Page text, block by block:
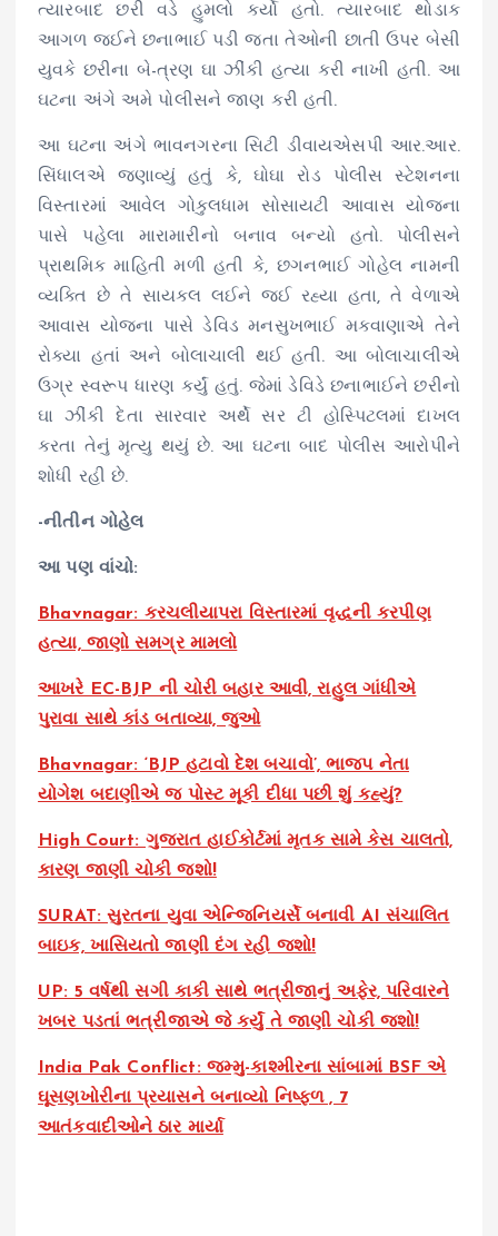
ત્યારબાદ છરી વડે હુમલો કર્યો હતો. ત્યારબાદ થોડાક
આગળ જઈને છનાભાઈ પડી જતા તેઓની છાતી ઉપર બેસી
યુવકે છરીના બે-ત્રણ ઘા ઝીંકી હત્યા કરી નાખી હતી. આ
ઘટના અંગે અમે પોલીસને જાણ કરી હતી.
આ ઘટના અંગે ભાવનગરના સિટી ડીવાયએસપી આર.આર.
સિંધાલએ જણાવ્યું હતું કે, ઘોઘા રોડ પોલીસ સ્ટેશનના
વિસ્તારમાં આવેલ ગોકુલધામ સોસાયટી આવાસ યોજના
પાસે પહેલા મારામારીનો બનાવ બન્યો હતો. પોલીસને
પ્રાથમિક માહિતી મળી હતી કે, છગનભાઈ ગોહેલ નામની
વ્યક્તિ છે તે સાયકલ લઈને જઈ રહ્યા હતા, તે વેળાએ
આવાસ યોજના પાસે ડેવિડ મનસુખભાઈ મકવાણાએ તેને
રોક્યા હતાં અને બોલાચાલી થઈ હતી. આ બોલાચાલીએ
ઉગ્ર સ્વરૂપ ધારણ કર્યું હતું. જેમાં ડેવિડે છનાભાઈને છરીનો
ઘા ઝીંકી દેતા સારવાર અર્થે સર ટી હોસ્પિટલમાં દાખલ
કરતા તેનું મૃત્યુ થયું છે. આ ઘટના બાદ પોલીસ આરોપીને
શોધી રહી છે.
-નીતીન ગોહેલ
આ પણ વાંચો:
Bhavnagar: કરચલીયાપરા વિસ્તારમાં વૃદ્ધની કરપીણ
હત્યા, જાણો સમગ્ર મામલો
આખરે EC-BJP ની ચોરી બહાર આવી, રાહુલ ગાંધીએ
પુરાવા સાથે કાંડ બતાવ્યા, જુઓ
Bhavnagar: ‘BJP હટાવો દેશ બચાવો’, ભાજપ નેતા
યોગેશ બદાણીએ જ પોસ્ટ મૂકી દીધા પછી શું કહ્યું?
High Court: ગુજરાત હાઈકોર્ટમાં મૃતક સામે કેસ ચાલતો,
કારણ જાણી ચોકી જશો!
SURAT: સુરતના યુવા એન્જિનિયર્સે બનાવી AI સંચાલિત
બાઇક, ખાસિયતો જાણી દંગ રહી જશો!
UP: 5 વર્ષથી સગી કાકી સાથે ભત્રીજાનું અફેર, પરિવારને
ખબર પડતાં ભત્રીજાએ જે કર્યું તે જાણી ચોકી જશો!
India Pak Conflict: જમ્મુ-કાશ્મીરના સાંબામાં BSF એ
ઘૂસણખોરીના પ્રયાસને બનાવ્યો નિષ્ફળ , 7
આતંકવાદીઓને ઠાર માર્યા